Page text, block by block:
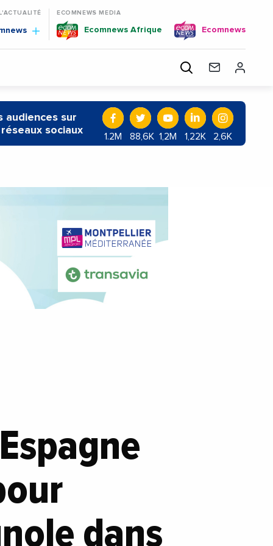
ECOMNEWS MEDIA
Ecomnews Afrique Ecomnews
audiences sur
sociaux
1.2M 88,6K 1,2M 1,22K 2,6K
dans